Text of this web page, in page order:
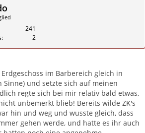
241
2
im Barbereich gleich in
Sinne) und setzte sich auf meinen
regte sich bei mir relativ bald etwas,
unbemerkt blieb! Bereits wilde ZK's
hin und weg und wusste gleich, dass
gehen werde, und hatte es ihr auch
Zitieren